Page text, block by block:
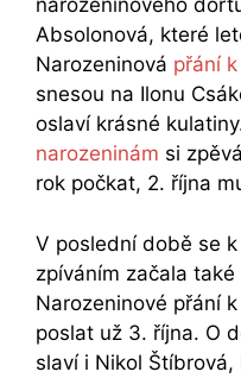
narozeninového
Absolonová, které
Narozeninová přání
snesou na Ilonu
oslaví krásné
narozeninám si
rok počkat, 2. října
V poslední době se
zpíváním začala
Narozeninové přání
poslat už 3. října. O
slaví i Nikol